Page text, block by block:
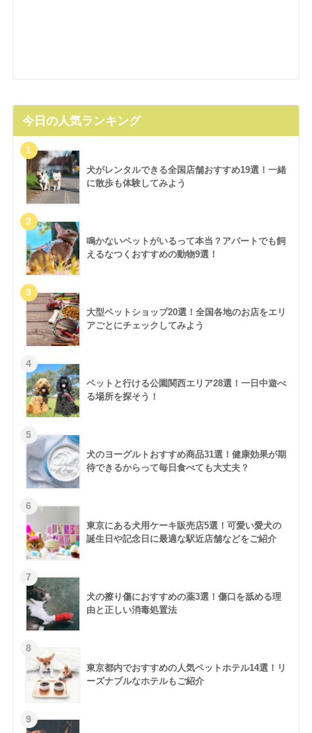
今日の人気ランキング
犬がレンタルできる全国店舗おすすめ19選！一緒
に散歩も体験してみよう
鳴かないペットがいるって本当？アパートでも飼
えるなつくおすすめの動物9選！
大型ペットショップ20選！全国各地のお店をエリ
アごとにチェックしてみよう
ペットと行ける公園関西エリア28選！一日中遊べ
る場所を探そう！
犬のヨーグルトおすすめ商品31選！健康効果が期
待できるからって毎日食べても大丈夫？
東京にある犬用ケーキ販売店5選！可愛い愛犬の
誕生日や記念日に最適な駅近店舗などをご紹介
犬の擦り傷におすすめの薬3選！傷口を舐める理
由と正しい消毒処置法
東京都内でおすすめの人気ペットホテル14選！リ
ーズナブルなホテルもご紹介